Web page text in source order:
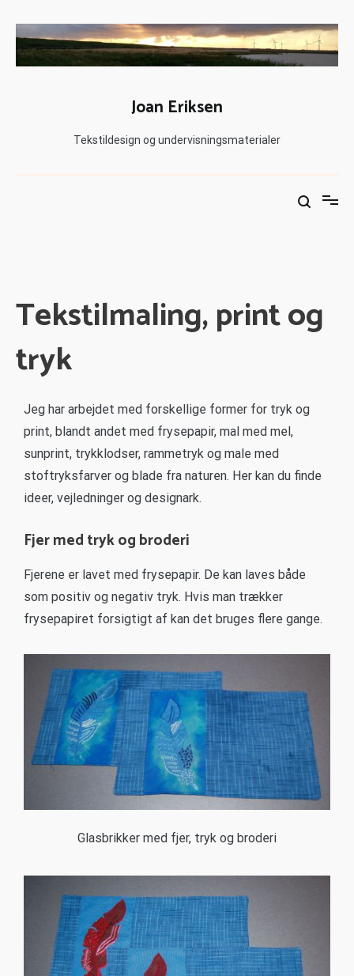
Joan Eriksen
Tekstildesign og undervisningsmaterialer
Tekstilmaling, print og
tryk
Jeg har arbejdet med forskellige former for tryk og
print, blandt andet med frysepapir, mal med mel,
sunprint, trykklodser, rammetryk og male med
stoftryksfarver og blade fra naturen. Her kan du finde
ideer, vejledninger og designark.
Fjer med tryk og broderi
Fjerene er lavet med frysepapir. De kan laves både
som positiv og negativ tryk. Hvis man trækker
frysepapiret forsigtigt af kan det bruges flere gange.
Glasbrikker med fjer, tryk og broderi